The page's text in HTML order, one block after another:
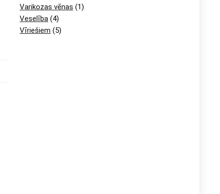
Varikozas vēnas (1)
Veselība (4)
Vīriešiem (5)